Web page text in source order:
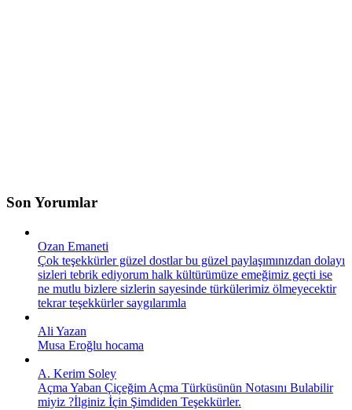
Son Yorumlar
Ozan Emaneti
Çok teşekkürler güzel dostlar bu güzel paylaşımınızdan dolayı
sizleri tebrik ediyorum halk kültürümüze emeğimiz geçti ise
ne mutlu bizlere sizlerin sayesinde türkülerimiz ölmeyecektir
tekrar teşekkürler saygılarımla
Ali Yazan
Musa Eroğlu hocama
A. Kerim Soley
Açma Yaban Çiçeğim Açma Türküsünün Notasını Bulabilir
miyiz ?İlginiz İçin Şimdiden Teşekkürler.